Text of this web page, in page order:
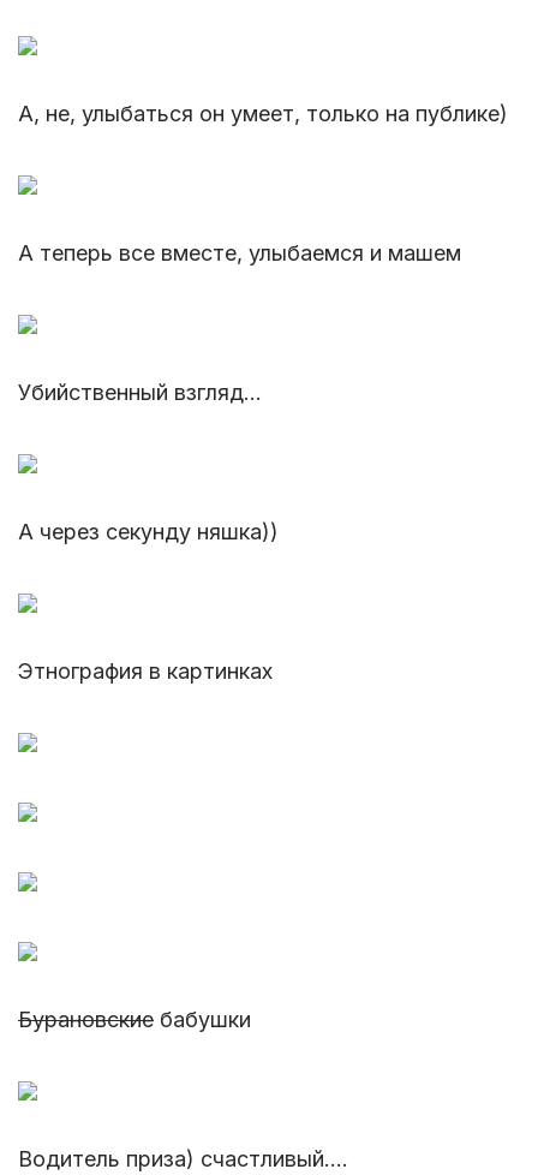
А, не, улыбаться он умеет, только на публике)
А теперь все вместе, улыбаемся и машем
Убийственный взгляд...
А через секунду няшка))
Этнография в картинках
Бурановские бабушки
Водитель приза) счастливый....